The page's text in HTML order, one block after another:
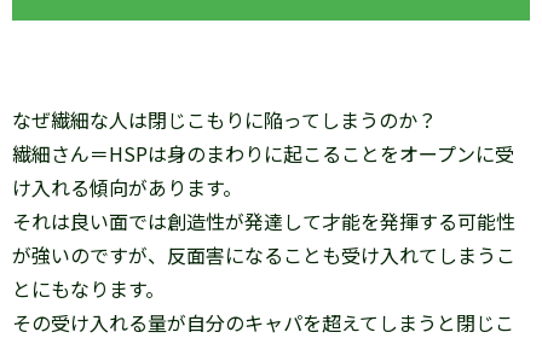
なぜ繊細な人は閉じこもりに陥ってしまうのか？
繊細さん＝HSPは身のまわりに起こることをオープンに受
け入れる傾向があります。
それは良い面では創造性が発達して才能を発揮する可能性
が強いのですが、反面害になることも受け入れてしまうこ
とにもなります。
その受け入れる量が自分のキャパを超えてしまうと閉じこ